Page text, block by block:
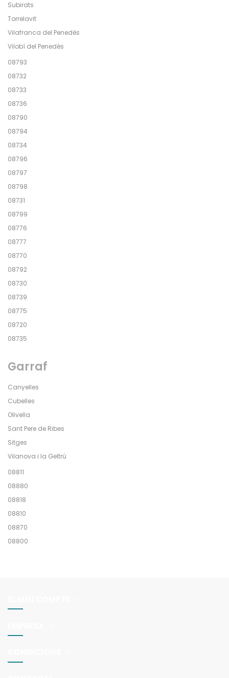
Subirats
Torrelavit
Vilafranca del Penedès
Vilobí del Penedès
08793
08732
08733
08736
08790
08794
08734
08796
08797
08798
08731
08799
08776
08777
08770
08792
08730
08739
08775
08720
08735
Garraf
Canyelles
Cubelles
Olivella
Sant Pere de Ribes
Sitges
Vilanova i la Geltrú
08811
08880
08818
08810
08870
08800